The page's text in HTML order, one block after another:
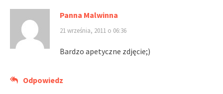
Panna Malwinna
21 września, 2011 o 06:36
Bardzo apetyczne zdjęcie;)
Odpowiedz